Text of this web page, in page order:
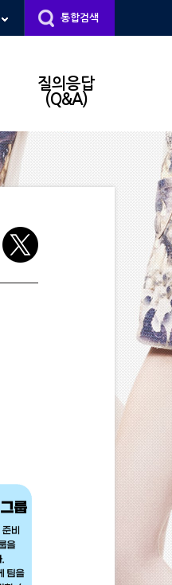
통합검색
질의응답
(Q&A)